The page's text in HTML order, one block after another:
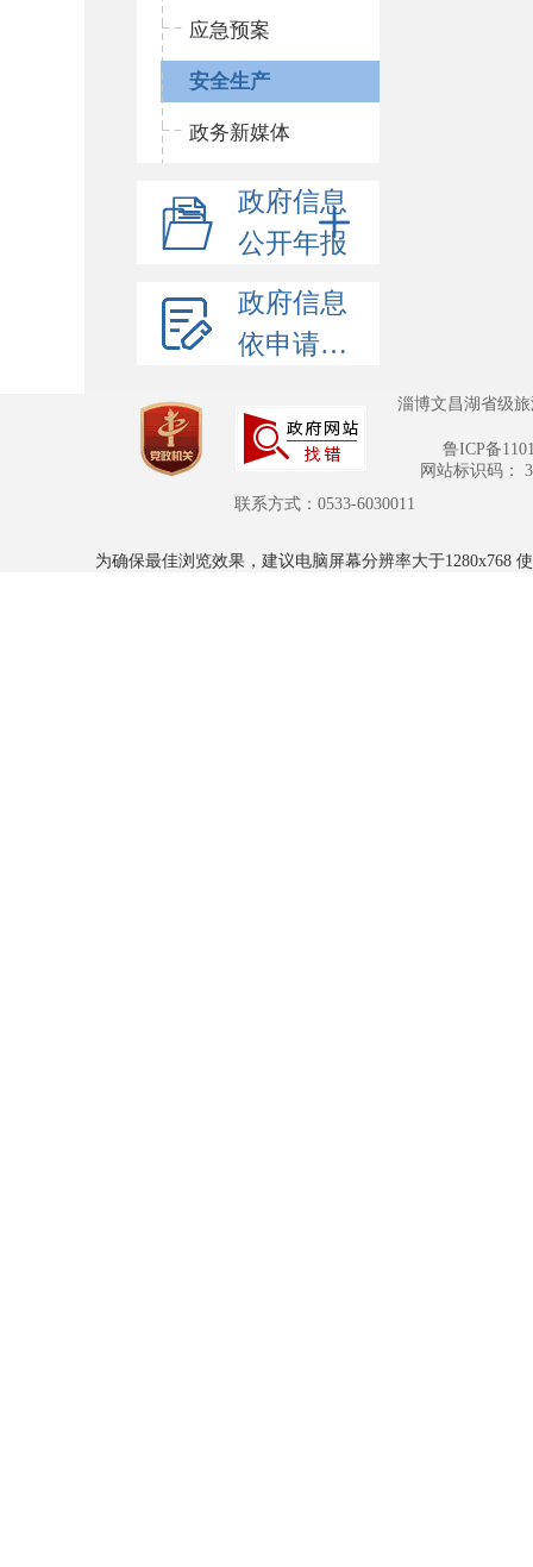
应急预案
安全生产
政务新媒体
政府信息
公开年报
政府信息
依申请公开
淄博文昌湖省级
鲁ICP备
网站标识码：
联系方式：0533-6030011
为确保最佳浏览效果，建议电脑屏幕分辨率大于1280x768